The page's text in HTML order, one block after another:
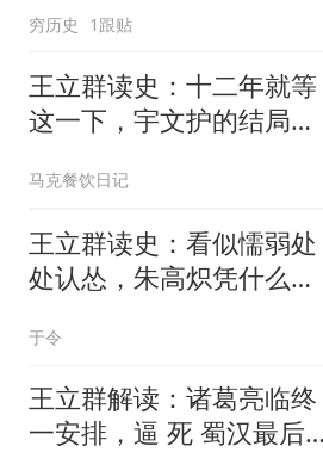
穷历史 1跟贴
王立群读史：十二年就等
这一下，宇文护的结局你
马克餐饮日记
王立群读史：看似懦弱处
处认怂，朱高炽凭什么熬
于令
王立群解读：诸葛亮临终
一安排，逼 死 蜀汉最后